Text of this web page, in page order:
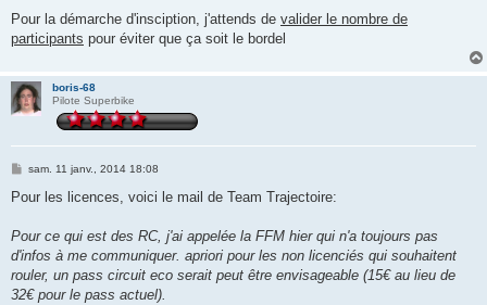
Pour la démarche d'insciption, j'attends de valider le nombre de
participants pour éviter que ça soit le bordel
boris-68
Pilote Superbike
M
s
g
sam. 11 janv., 2014 18:08
Pour les licences, voici le mail de Team Trajectoire:
Pour ce qui est des RC, j'ai appelée la FFM hier qui n'a toujours pas
d'infos à me communiquer. apriori pour les non licenciés qui souhaitent
rouler, un pass circuit eco serait peut être envisageable (15€ au lieu de
32€ pour le pass actuel).